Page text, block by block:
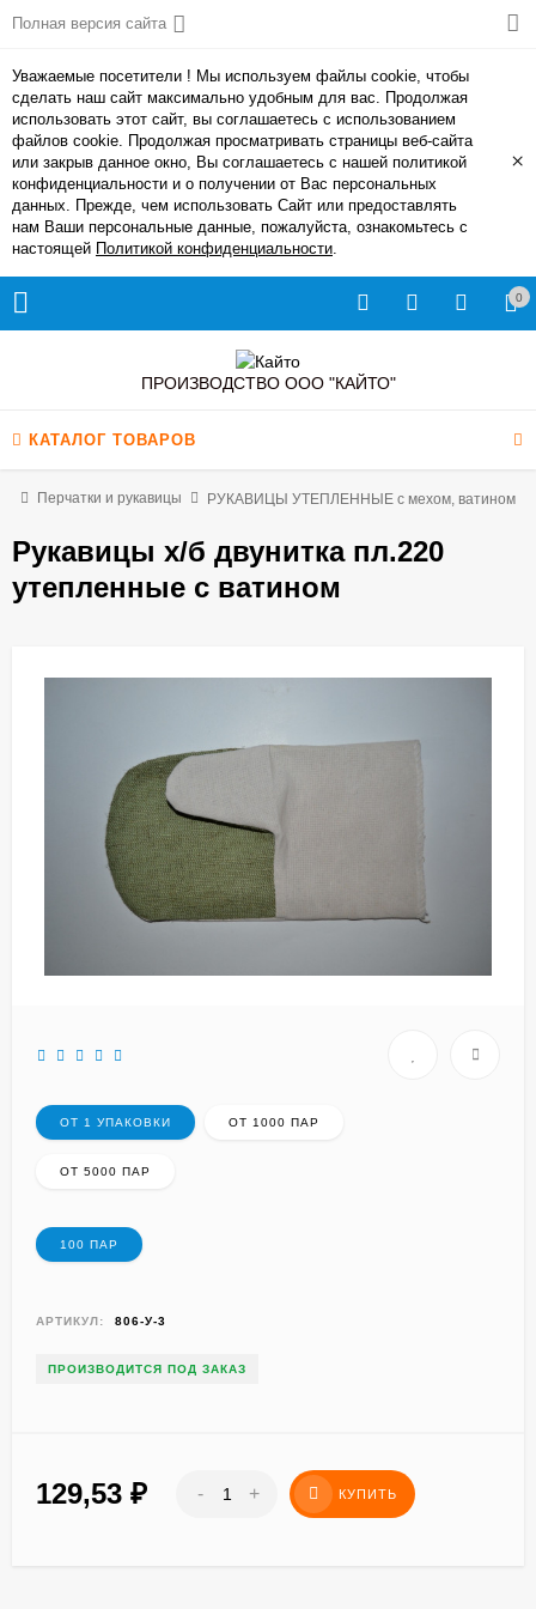
Полная версия сайта
Уважаемые посетители ! Мы используем файлы cookie, чтобы
сделать наш сайт максимально удобным для вас. Продолжая
использовать этот сайт, вы соглашаетесь с использованием
файлов cookie. Продолжая просматривать страницы веб-сайта
или закрыв данное окно, Вы соглашаетесь с нашей политикой
конфиденциальности и о получении от Вас персональных
данных. Прежде, чем использовать Сайт или предоставлять
нам Ваши персональные данные, пожалуйста, ознакомьтесь с
настоящей Политикой конфиденциальности.
×
0
ПРОИЗВОДСТВО ООО "КАЙТО"
КАТАЛОГ ТОВАРОВ
Перчатки и рукавицы РУКАВИЦЫ УТЕПЛЕННЫЕ с мехом, ватином
Рукавицы х/б двунитка пл.220
утепленные с ватином
ОТ 1 УПАКОВКИ ОТ 1000 ПАР
ОТ 5000 ПАР
100 ПАР
АРТИКУЛ: 806-У-3
ПРОИЗВОДИТСЯ ПОД ЗАКАЗ
129,53 - + КУПИТЬ